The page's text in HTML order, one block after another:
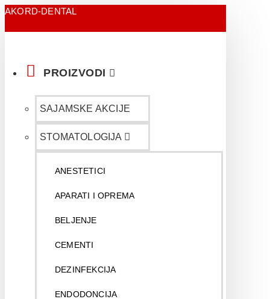
AKORD-DENTAL
PROIZVODI
SAJAMSKE AKCIJE
STOMATOLOGIJA
ANESTETICI
APARATI I OPREMA
BELJENJE
CEMENTI
DEZINFEKCIJA
ENDODONCIJA